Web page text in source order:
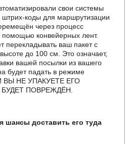
свои системы
штрих-коды для маршрутизации
через процесс
помощью конвейерных лент.
перекладывать ваш пакет с
до 100 см. Это означает,
вашей посылки из вашего
будет падать в режиме
ВЫ НЕ УПАКУЕТЕ ЕГО
ПОВРЕЖДЁН.
доставить его туда